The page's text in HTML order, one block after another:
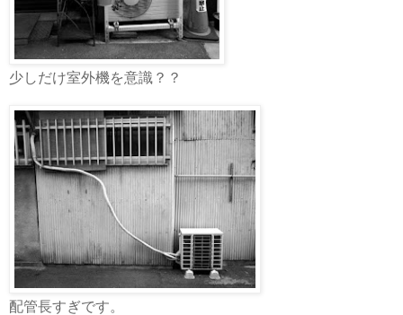
少しだけ室外機を意識？？
配管長すぎです。